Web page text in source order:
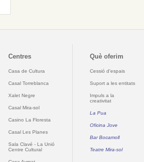
Centres
Casa de Cultura
Casal Torreblanca
Xalet Negre
Casal Mira-sol
Casino La Floresta
Casal Les Planes
Sala Clavé - La Unió
Centre Cultural
Què oferim
Cessió d'espais
Suport a les entitats
Impuls a la
creativitat
La Pua
Oficina Jove
Bar Bocamoll
Teatre Mira-sol